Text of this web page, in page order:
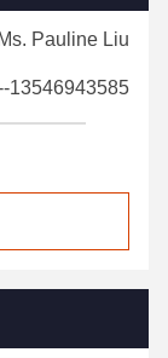
Ms. Pauline Liu
13546943585